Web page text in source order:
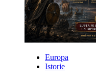
Europa
Istorie